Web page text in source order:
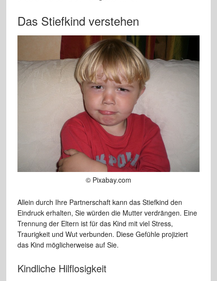
Das Stiefkind verstehen
© Pixabay.com
Allein durch Ihre Partnerschaft kann das Stiefkind den
Eindruck erhalten, Sie würden die Mutter verdrängen. Eine
Trennung der Eltern ist für das Kind mit viel Stress,
Traurigkeit und Wut verbunden. Diese Gefühle projiziert
das Kind möglicherweise auf Sie.
Kindliche Hilflosigkeit